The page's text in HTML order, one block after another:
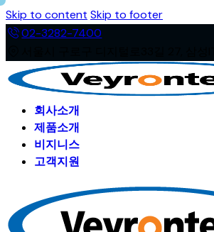
Skip to content Skip to footer
02-3282-7400
회사소개
제품소개
비지니스
고객지원